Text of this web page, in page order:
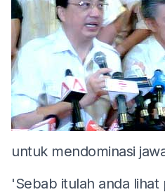
untuk mendominasi
'Sebab itulah anda